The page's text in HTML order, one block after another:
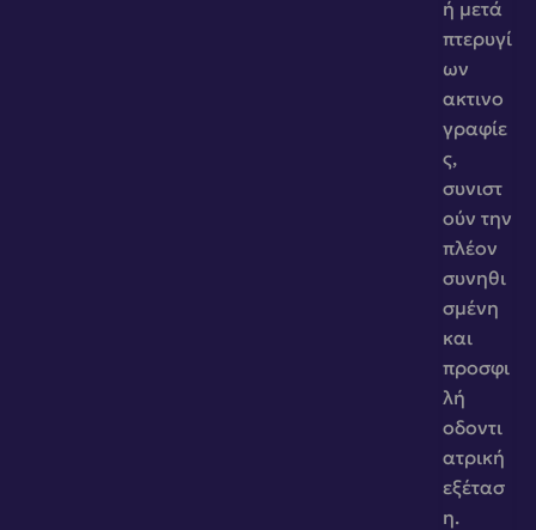
ή μετά
πτερυγί
ων
ακτινο
γραφίε
ς,
συνιστ
ούν την
πλέον
συνηθι
σμένη
και
προσφι
λή
οδοντι
ατρική
εξέτασ
η.